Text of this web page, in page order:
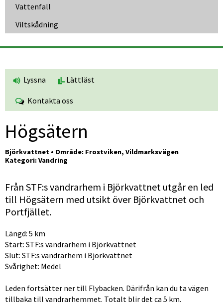
Vattenfall
Viltskådning
Lyssna Lättläst
Kontakta oss
Högsätern
Björkvattnet • Område: Frostviken, Vildmarksvägen
Kategori: Vandring
Från STF:s vandrarhem i Björkvattnet utgår en led
till Högsätern med utsikt över Björkvattnet och
Portfjället.
Längd: 5 km
Start: STF:s vandrarhem i Björkvattnet
Slut: STF:s vandrarhem i Björkvattnet
Svårighet: Medel
Leden fortsätter ner till Flybacken. Därifrån kan du ta vägen
tillbaka till vandrarhemmet. Totalt blir det ca 5 km.